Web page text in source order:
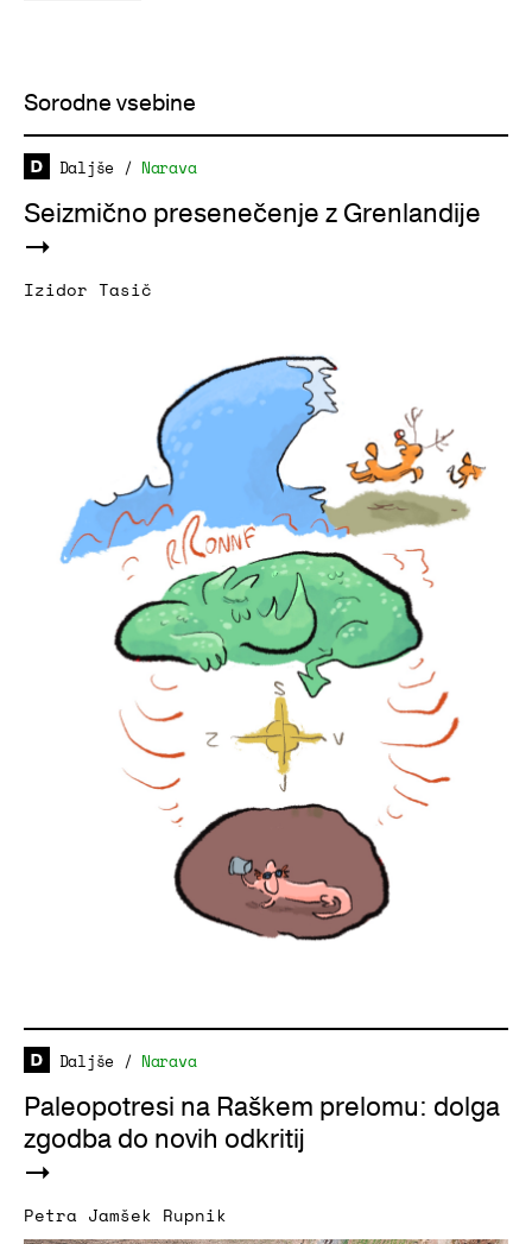
Sorodne vsebine
Daljše / Narava
Seizmično presenečenje z Grenlandije
Izidor Tasič
Daljše / Narava
Paleopotresi na Raškem prelomu: dolga
zgodba do novih odkritij
Petra Jamšek Rupnik